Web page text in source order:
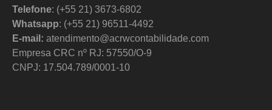
Telefone: (+55 21) 3673-6802
Whatsapp: (+55 21) 96511-4492
E-mail: atendimento@acrwcontabilidade.com
Empresa CRC nº RJ: 57550/O-9
CNPJ: 17.504.789/0001-10